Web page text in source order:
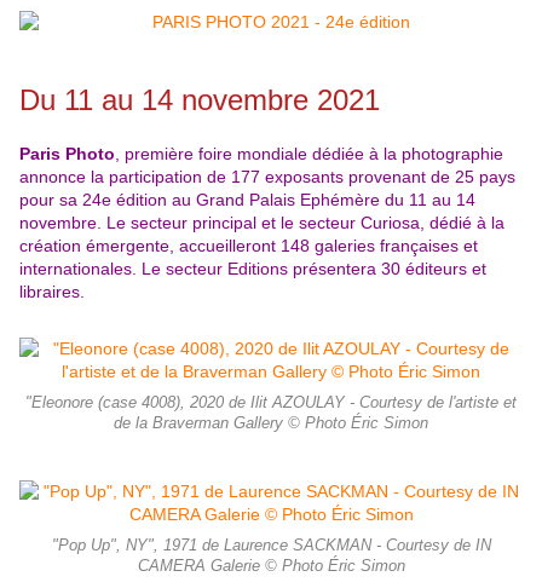
Du 11 au 14 novembre 2021
Paris Photo , première foire mondiale dédiée à la photographie
annonce la participation de 177 exposants provenant de 25 pays
pour sa 24e édition au Grand Palais Ephémère du 11 au 14
novembre. Le secteur principal et le secteur Curiosa, dédié à la
création émergente, accueilleront 148 galeries françaises et
internationales. Le secteur Editions présentera 30 éditeurs et
libraires.
"Eleonore (case 4008), 2020 de Ilit AZOULAY - Courtesy de l'artiste et
de la Braverman Gallery © Photo Éric Simon
"Pop Up", NY", 1971 de Laurence SACKMAN - Courtesy de IN
CAMERA Galerie © Photo Éric Simon